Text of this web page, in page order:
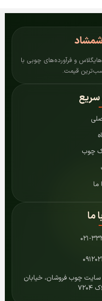
و فرآورده‌های چوبی با
قیمت.
چوب
ما
ما
سایت چوب فروشان، خیابان